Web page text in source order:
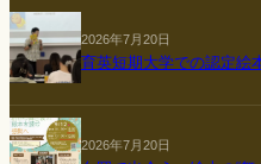
2026年7月20日
育英短期大学での認定絵
2026年7月20日